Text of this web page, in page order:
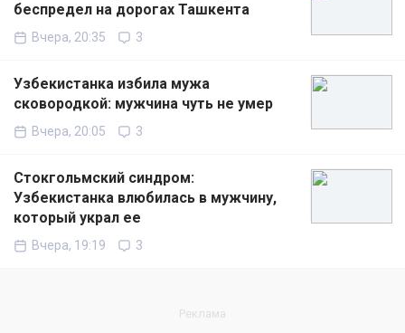
беспредел на дорогах Ташкента
Вчера, 20:35 3
Узбекистанка избила мужа
сковородкой: мужчина чуть не умер
Вчера, 20:05 3
Стокгольмский синдром:
Узбекистанка влюбилась в мужчину,
который украл ее
Вчера, 19:19 3